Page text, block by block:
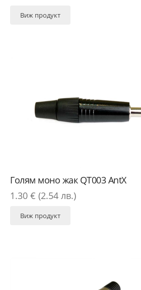
Виж продукт
Голям моно жак QT003 AntX
1.30 € (2.54 лв.)
Виж продукт